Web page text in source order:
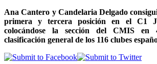
Ana Cantero y Candelaria Delgado
primera y tercera posición en el C1
colocándose la sección del CMIS en
clasificación general de los 116 clubes